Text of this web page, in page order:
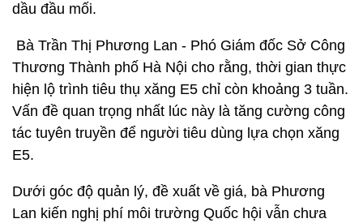
dầu đầu mối.
Bà Trần Thị Phương Lan - Phó Giám đốc Sở Công
Thương Thành phố Hà Nội cho rằng, thời gian thực
hiện lộ trình tiêu thụ xăng E5 chỉ còn khoảng 3 tuần.
Vấn đề quan trọng nhất lúc này là tăng cường công
tác tuyên truyền để người tiêu dùng lựa chọn xăng
E5.
Dưới góc độ quản lý, đề xuất về giá, bà Phương
Lan kiến nghị phí môi trường Quốc hội vẫn chưa